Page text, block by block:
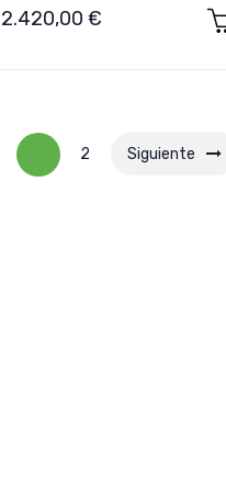
Precio
2.420,00 €
2 Siguiente